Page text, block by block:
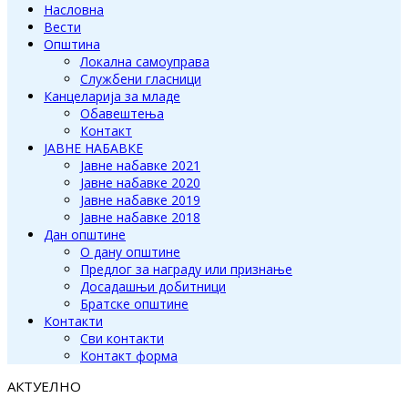
Насловна
Вести
Општина
Локална самоуправа
Службени гласници
Канцеларија за младе
Обавештења
Контакт
ЈАВНЕ НАБАВКЕ
Јавне набавке 2021
Јавне набавке 2020
Јавне набавке 2019
Јавне набавке 2018
Дан општине
О дану општине
Предлог за награду или признање
Досадашњи добитници
Братске општине
Контакти
Сви контакти
Контакт форма
АКТУЕЛНО